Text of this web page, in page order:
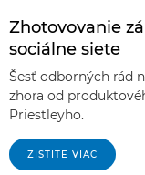
Zhotovovanie
sociálne siete
Šesť odborných rád
zhora od
Priestleyho.
ZISTITE VIAC